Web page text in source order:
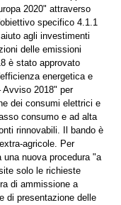
2020" attraverso
specifico 4.1.1
agli investimenti
delle emissioni
è stato approvato
energetica e
Avviso 2018" per
dei consumi elettrici e
consumo e ad alta
rinnovabili. Il bando è
agricole. Per
una nuova procedura "a
solo le richieste
di ammissione a
di presentazione delle